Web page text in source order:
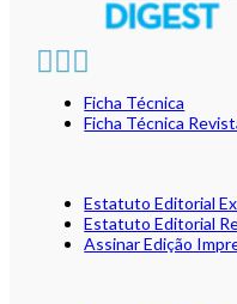
Ficha Técnica
Ficha Técnica
Estatuto Editorial
Estatuto Editorial
Assinar Edição